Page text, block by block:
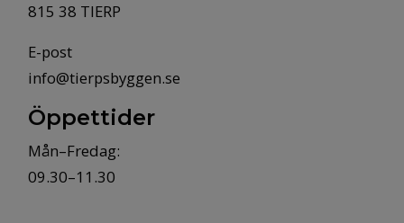
815 38 TIERP
E-post
info@tierpsbyggen.se
Öppettider
Mån–Fredag:
09.30–11.30